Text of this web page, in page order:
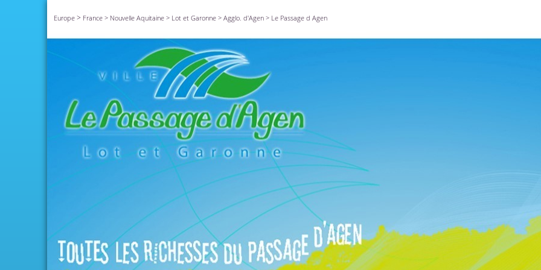
Europe > France > Nouvelle Aquitaine > Lot et Garonne > Agglo. d'Agen > Le Passage d Agen